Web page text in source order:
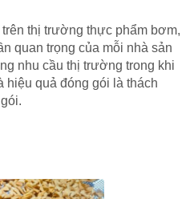
thị trường thực phẩm bơm,
quan trọng của mỗi nhà sản
nhu cầu thị trường trong khi
hiệu quả đóng gói là thách